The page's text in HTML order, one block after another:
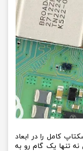
یک دسکتاپ کامل را در ابعاد
تنها یک گام رو به